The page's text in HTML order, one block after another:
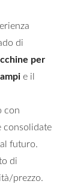
di
per
e il
con
consolidate
futuro.
di
prezzo.